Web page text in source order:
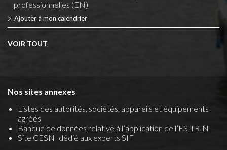
professionnelles (EN)
Ajouter à mon calendrier
VOIR TOUT
Nos sites annexes
Listes des autorités, sociétés, appareils et équipements
agréés
Banque de données relative à l’application de l’ES-TRIN
Site CESNI dédié aux experts SIF